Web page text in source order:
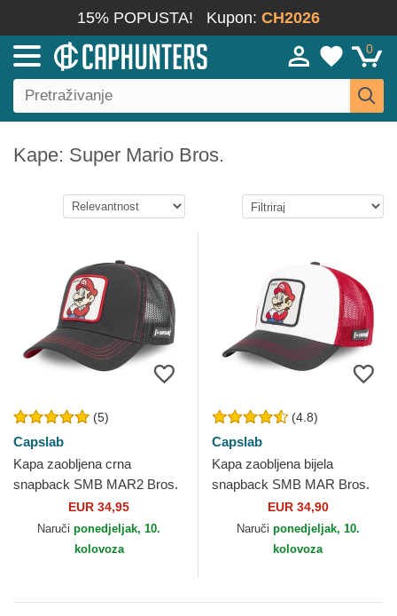
15% POPUSTA! Kupon: CH2026
0
Kape: Super Mario Bros.
(5)
Capslab
Kapa zaobljena crna
snapback SMB MAR2 Bros.
Mario Super Mario Bros.
Capslab
EUR 34,95
Naruči ponedjeljak, 10.
kolovoza
(4.8)
Capslab
Kapa zaobljena bijela
snapback SMB MAR Bros.
Mario Super Mario Bros.
Capslab
EUR 34,90
Naruči ponedjeljak, 10.
kolovoza